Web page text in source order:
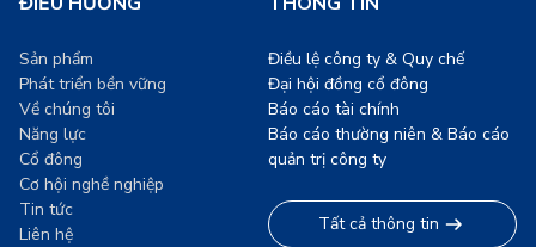
Sản phẩm
Phát triển bền vững
Về chúng tôi
Năng lực
Cổ đông
Cơ hội nghề nghiệp
Tin tức
Liên hệ
Điều lệ công ty & Quy chế
Đại hội đồng cổ đông
Báo cáo tài chính
Báo cáo thường niên & Báo cáo
quản trị công ty
Tất cả thông tin